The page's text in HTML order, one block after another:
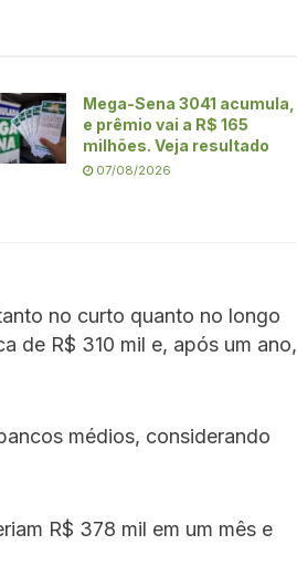
Mega-Sena 3041 acumula,
e prêmio vai a R$ 165
milhões. Veja resultado
07/08/2026
no curto quanto no longo
de R$ 310 mil e, após um ano,
médios, considerando
R$ 378 mil em um mês e